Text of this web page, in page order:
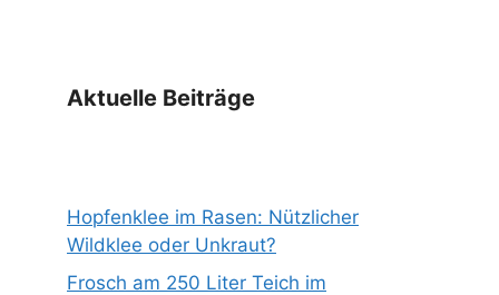
Aktuelle Beiträge
Hopfenklee im Rasen: Nützlicher
Wildklee oder Unkraut?
Frosch am 250 Liter Teich im